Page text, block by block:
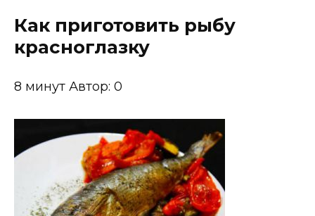
Как приготовить рыбу
красноглазку
8 минут Автор: 0